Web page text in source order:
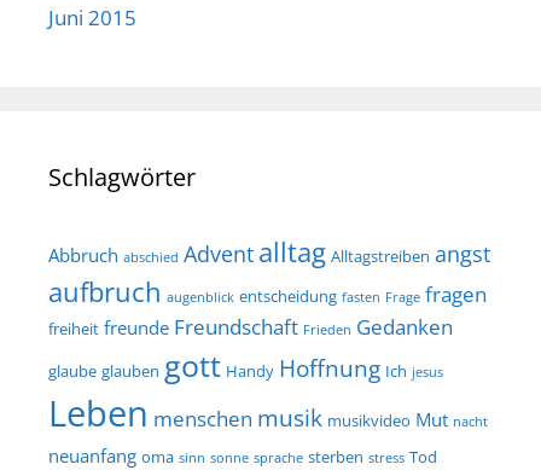
Juni 2015
Schlagwörter
Abbruch abschied Advent alltag Alltagstreiben angst
aufbruch augenblick entscheidung fasten Frage fragen
freiheit freunde Freundschaft Frieden Gedanken
glaube glauben gott Handy Hoffnung Ich jesus
Leben menschen musik musikvideo Mut nacht
neuanfang oma sinn sonne sprache sterben stress Tod